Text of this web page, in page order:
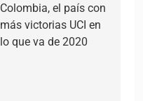
Colombia, el país con
más victorias UCI en
lo que va de 2020